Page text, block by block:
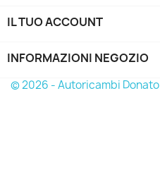
IL TUO ACCOUNT
INFORMAZIONI NEGOZIO
© 2026 - Autoricambi Donato